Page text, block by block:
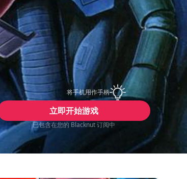
将手机用作手柄
立即开始游戏
已包含在您的 Blacknut 订阅中